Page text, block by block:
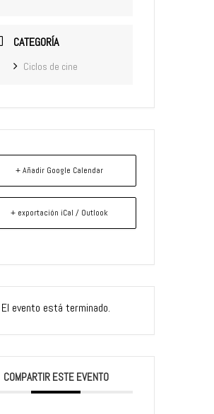
CATEGORÍA
Ciclos de cine
+ Añadir Google Calendar
+ exportación iCal / Outlook
El evento está terminado.
COMPARTIR ESTE EVENTO